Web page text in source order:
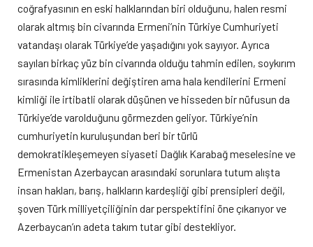
coğrafyasının en eski halklarından biri olduğunu, halen resmi
olarak altmış bin civarında Ermeni’nin Türkiye Cumhuriyeti
vatandaşı olarak Türkiye’de yaşadığını yok sayıyor. Ayrıca
sayıları birkaç yüz bin civarında olduğu tahmin edilen, soykırım
sırasında kimliklerini değiştiren ama hala kendilerini Ermeni
kimliği ile irtibatli olarak düşünen ve hisseden bir nüfusun da
Türkiye’de varolduğunu görmezden geliyor. Türkiye’nin
cumhuriyetin kuruluşundan beri bir türlü
demokratikleşemeyen siyaseti Dağlık Karabağ meselesine ve
Ermenistan Azerbaycan arasındaki sorunlara tutum alışta
insan hakları, barış, halkların kardeşliği gibi prensipleri değil,
şoven Türk milliyetçiliğinin dar perspektifini öne çıkarıyor ve
Azerbaycan’ın adeta takım tutar gibi destekliyor.